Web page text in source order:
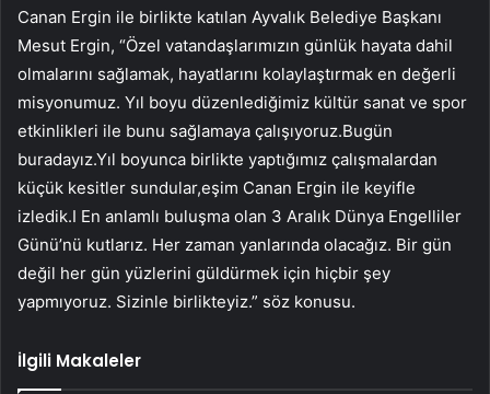
Canan Ergin ile birlikte katılan Ayvalık Belediye Başkanı
Mesut Ergin, “Özel vatandaşlarımızın günlük hayata dahil
olmalarını sağlamak, hayatlarını kolaylaştırmak en değerli
misyonumuz. Yıl boyu düzenlediğimiz kültür sanat ve spor
etkinlikleri ile bunu sağlamaya çalışıyoruz.Bugün
buradayız.Yıl boyunca birlikte yaptığımız çalışmalardan
küçük kesitler sundular,eşim Canan Ergin ile keyifle
izledik.I En anlamlı buluşma olan 3 Aralık Dünya Engelliler
Günü’nü kutlarız. Her zaman yanlarında olacağız. Bir gün
değil her gün yüzlerini güldürmek için hiçbir şey
yapmıyoruz. Sizinle birlikteyiz.” söz konusu.
İlgili Makaleler